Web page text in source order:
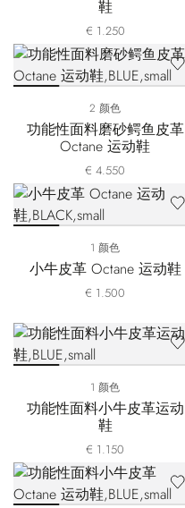
鞋
€ 1.250
2 颜色
功能性面料磨砂鳄鱼皮革
Octane 运动鞋
€ 4.550
1 颜色
小牛皮革 Octane 运动鞋
€ 1.500
1 颜色
功能性面料小牛皮革运动
鞋
€ 1.150